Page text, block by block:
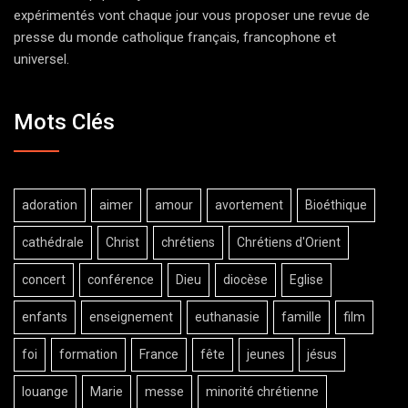
expérimentés vont chaque jour vous proposer une revue de
presse du monde catholique français, francophone et
universel.
Mots Clés
adoration aimer amour avortement Bioéthique
cathédrale Christ chrétiens Chrétiens d'Orient
concert conférence Dieu diocèse Eglise
enfants enseignement euthanasie famille film
foi formation France fête jeunes jésus
louange Marie messe minorité chrétienne